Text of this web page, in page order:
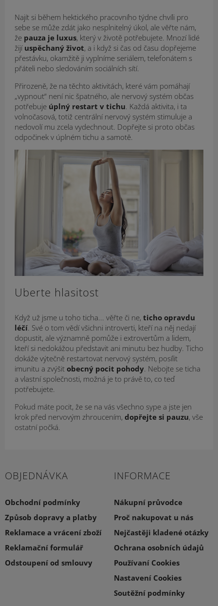
Najít si během hektického pracovního týdne chvíli pro
sebe se může zdát jako nesplnitelný úkol, ale věřte nám,
že pauza je luxus, který v životě potřebujete. Mnozí lidé
žijí uspěchaný život, a i když si čas od času dopřejeme
přestávku, okamžitě ji vyplníme seriálem, telefonátem s
přáteli nebo sledováním sociálních sítí.
Přirozeně, že na těchto aktivitách, které vám pomáhají
„vypnout“ není nic špatného, ​​ale nervový systém občas
potřebuje úplný restart v tichu. Každá aktivita, i ta
volnočasová, totiž centrální nervový systém stimuluje a
nedovolí mu zcela vydechnout. Dopřejte si proto občas
odpočinek v úplném tichu a samotě.
Uberte hlasitost
Když už jsme u toho ticha... věřte či ne, ticho opravdu
léčí . Své o tom vědí všichni introverti, kteří na něj nedají
dopustit, ale významně pomůže i extrovertům a lidem,
kteří si nedokážou představit ani minutu bez hudby. Ticho
dokáže výtečně restartovat nervový systém, posílit
imunitu a zvýšit obecný pocit pohody . Nebojte se ticha
a vlastní společnosti, možná je to právě to, co teď
potřebujete.
Pokud máte pocit, že se na vás všechno sype a jste jen
krok před nervovým zhroucením, dopřejte si pauzu, vše
ostatní počká.
OBJEDNÁVKA
Obchodní podmínky
Způsob dopravy a platby
Reklamace a vrácení zboží
Reklamační formulář
Odstoupení od smlouvy
INFORMACE
Nákupní průvodce
Proč nakupovat u nás
Nejčastěji kladené otázky
Ochrana osobních údajů
Používaní Cookies
Nastavení Cookies
Soutěžní podmínky